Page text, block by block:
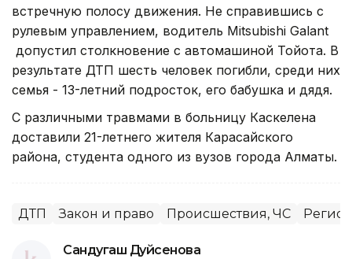
встречную полосу движения. Не справившись с
рулевым управлением, водитель Mitsubishi Galant
допустил столкновение с автомашиной Тойота. В
результате ДТП шесть человек погибли, среди них
семья - 13-летний подросток, его бабушка и дядя.
С различными травмами в больницу Каскелена
доставили 21-летнего жителя Карасайского
района, студента одного из вузов города Алматы.
ДТП Закон и право Происшествия, ЧС
Сандугаш Дуйсенова